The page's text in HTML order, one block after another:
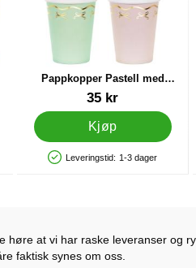
Pappkopper Pastell med
Gullsløyfer 6-pakning
Varenummer 87848
35 kr
Kjøp
Produkttilgjengelighet: På lager
Leveringstid: 1-3 dager
høre at vi har raske leveranser og
faktisk synes om oss.